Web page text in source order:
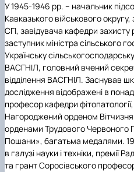
У 1945-1946 рр. – начальник
Кавказького військового
СГІ, завідувача кафедри захисту
заступник міністра сільського
Українську
ВАСГНІЛ, головний вчений
відділення ВАСГНІЛ. Заснував
дослідження відображені в
професор кафедри
Нагороджений орденом
орденами Трудового
Пошани», багатьма медалями.
в галузі науки і техніки, премії
та грант Соросівського